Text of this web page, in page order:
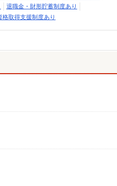
退職金・財形貯蓄制度あり
格取得支援制度あり